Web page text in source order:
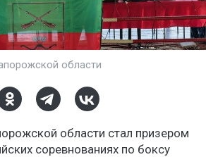
области
области стал призером
соревнованиях по боксу